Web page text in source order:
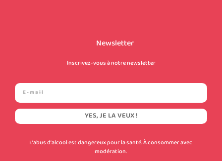
Newsletter
Inscrivez-vous à notre newsletter
YES, JE LA VEUX !
L’abus d’alcool est dangereux pour la santé. À consommer avec
modération.